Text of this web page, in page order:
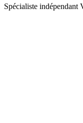
Spécialiste indépendant